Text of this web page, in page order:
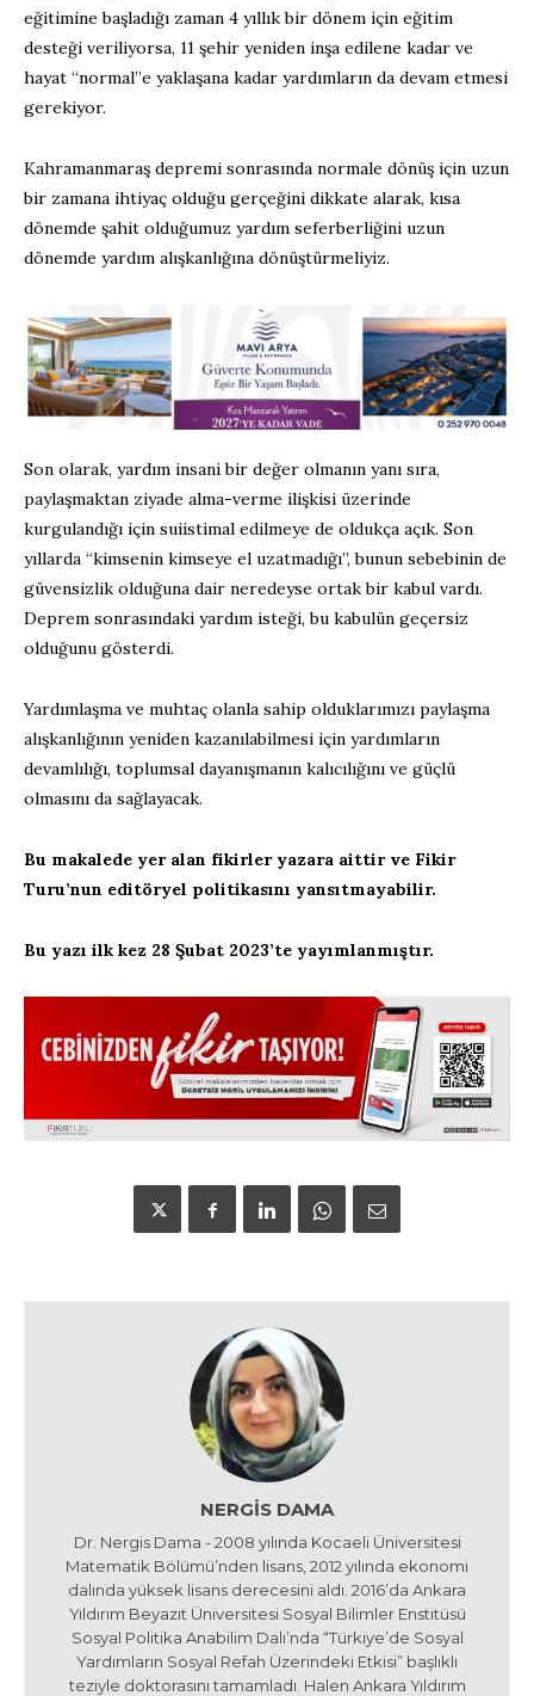
eğitimine başladığı zaman 4 yıllık bir dönem için eğitim
desteği veriliyorsa, 11 şehir yeniden inşa edilene kadar ve
hayat “normal”e yaklaşana kadar yardımların da devam etmesi
gerekiyor.
Kahramanmaraş depremi sonrasında normale dönüş için uzun
bir zamana ihtiyaç olduğu gerçeğini dikkate alarak, kısa
dönemde şahit olduğumuz yardım seferberliğini uzun
dönemde yardım alışkanlığına dönüştürmeliyiz.
Son olarak, yardım insani bir değer olmanın yanı sıra,
paylaşmaktan ziyade alma-verme ilişkisi üzerinde
kurgulandığı için suiistimal edilmeye de oldukça açık. Son
yıllarda “kimsenin kimseye el uzatmadığı”, bunun sebebinin de
güvensizlik olduğuna dair neredeyse ortak bir kabul vardı.
Deprem sonrasındaki yardım isteği, bu kabulün geçersiz
olduğunu gösterdi.
Yardımlaşma ve muhtaç olanla sahip olduklarımızı paylaşma
alışkanlığının yeniden kazanılabilmesi için yardımların
devamlılığı, toplumsal dayanışmanın kalıcılığını ve güçlü
olmasını da sağlayacak.
Bu makalede yer alan fikirler yazara aittir ve Fikir
Turu’nun editöryel politikasını yansıtmayabilir.
Bu yazı ilk kez 28 Şubat 2023’te yayımlanmıştır.
NERGIS DAMA
Dr. Nergis Dama - 2008 yılında Kocaeli Üniversitesi
Matematik Bölümü’nden lisans, 2012 yılında ekonomi
dalında yüksek lisans derecesini aldı. 2016’da Ankara
Yıldırım Beyazıt Üniversitesi Sosyal Bilimler Enstitüsü
Sosyal Politika Anabilim Dalı’nda “Türkiye’de Sosyal
Yardımların Sosyal Refah Üzerindeki Etkisi” başlıklı
teziyle doktorasını tamamladı. Halen Ankara Yıldırım